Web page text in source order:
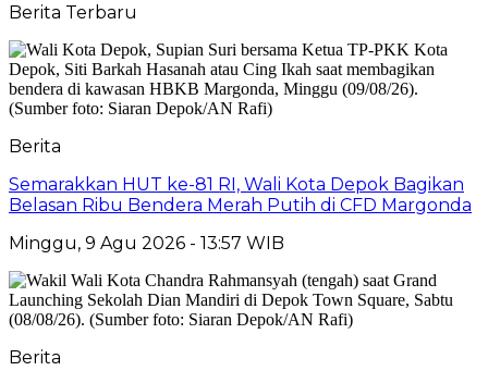
Berita Terbaru
Berita
Semarakkan HUT ke-81 RI, Wali Kota Depok Bagikan
Belasan Ribu Bendera Merah Putih di CFD Margonda
Minggu, 9 Agu 2026 - 13:57 WIB
Berita